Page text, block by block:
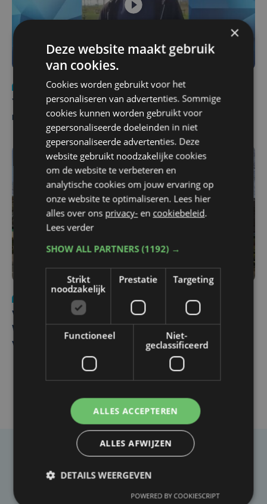
Nieuws
do 6 augustus | 21:30
Yaro (19), slachtoffer van vechtpartij, is na
maandenlange coma overleden
wo 5 augustus | 11:57
Vier Oostendse gynaecologen versterken dienst in AZ
West, dat ook een nieuwe voltijdse gynaecoloog
verwelkomt
Taalfout opgemerkt?
Heb je een taal- of schrijffout opgemerkt in dit
artikel?
×
Deze website maakt gebruik
van cookies.
Cookies worden gebruikt voor het
personaliseren van advertenties. Sommige
cookies kunnen worden gebruikt voor
gepersonaliseerde doeleinden in niet
gepersonaliseerde advertenties. Deze
website gebruikt noodzakelijke cookies
om de website te verbeteren en
analytische cookies om jouw ervaring op
onze website te optimaliseren. Lees hier
alles over ons privacy- en cookiebeleid.
Lees verder
SHOW ALL PARTNERS(1192) →
Strikt
noodzakelijk
Prestatie Targeting
Functioneel
Niet-
geclassificeerd
ALLES ACCEPTEREN
ALLES AFWIJZEN
DETAILS WEERGEVEN
POWERED BY COOKIESCRIPT